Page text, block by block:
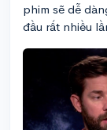
phim sẽ dễ
đầu rất nhiều